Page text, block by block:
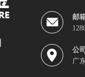
邮
公
广